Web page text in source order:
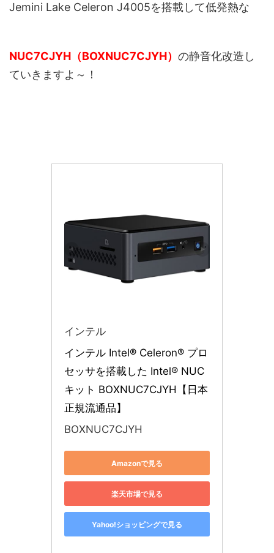
Jemini Lake Celeron J4005を搭載して低発熱な
NUC7CJYH （BOXNUC7CJYH） の静音化改造し
ていきますよ～！
インテル
インテル Intel® Celeron® プロ
セッサを搭載した Intel® NUC
キット BOXNUC7CJYH【日本
正規流通品】
BOXNUC7CJYH
Amazonで見る
楽天市場で見る
Yahoo!ショッピングで見る